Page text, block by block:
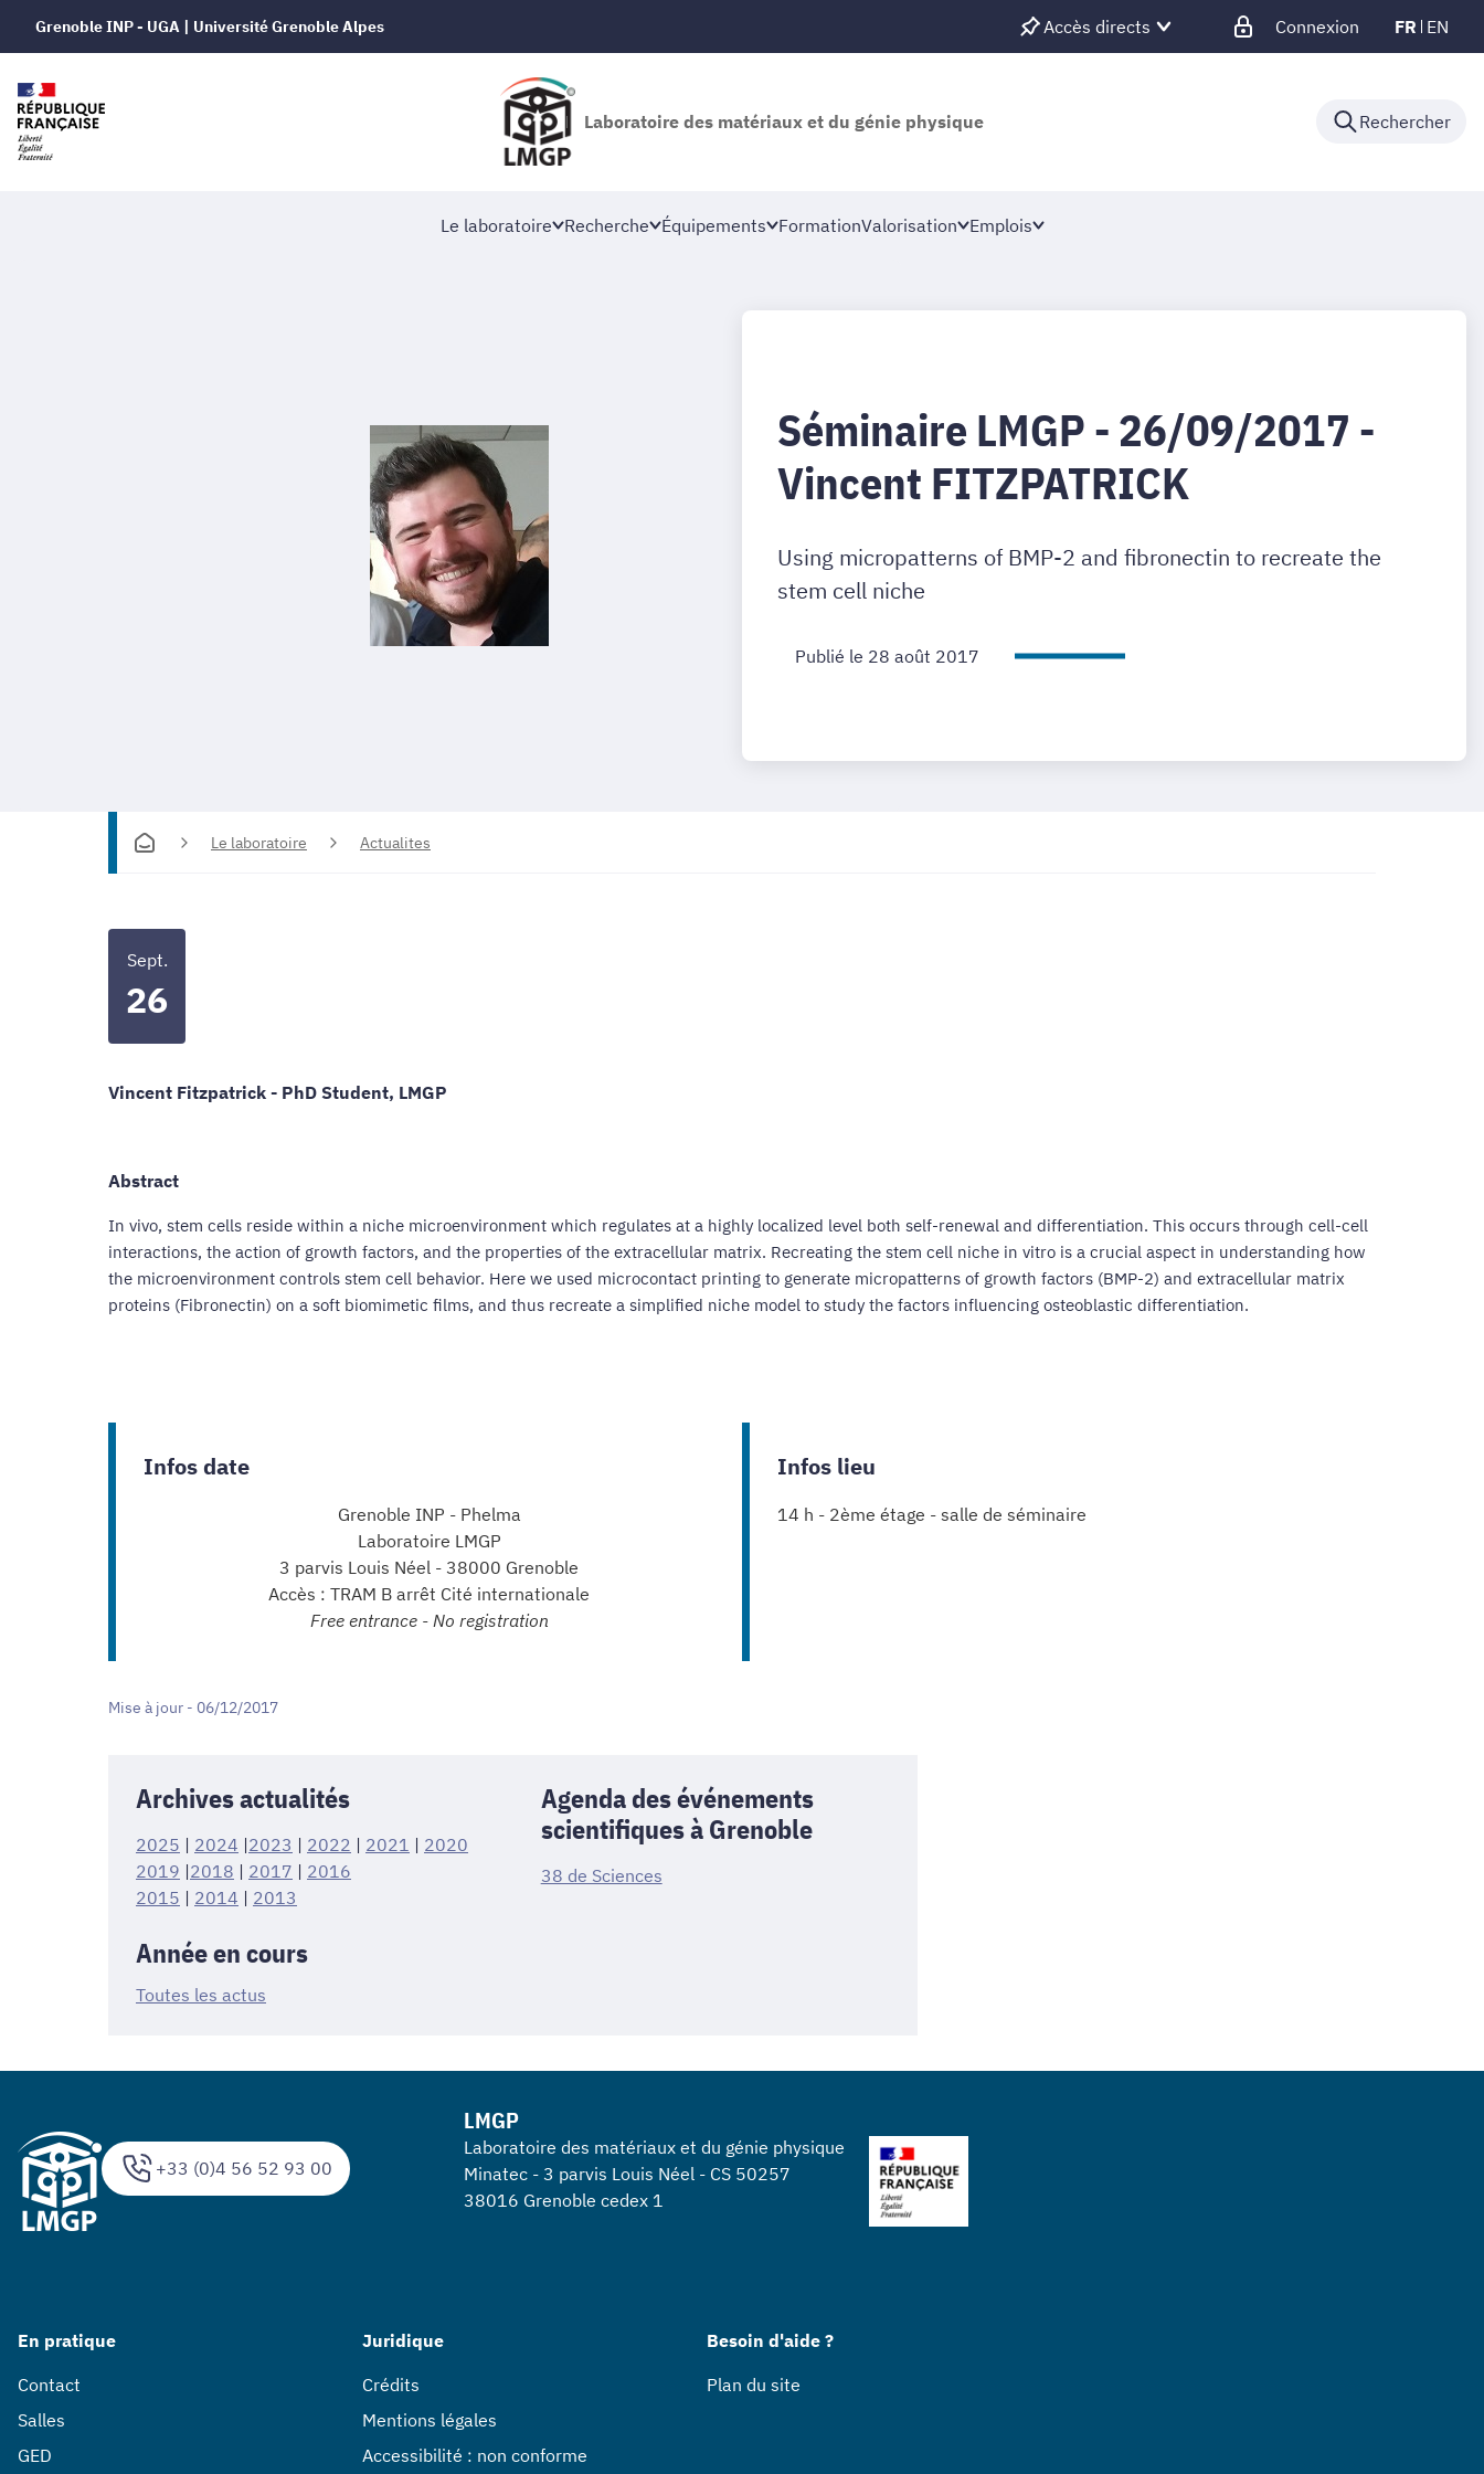
Grenoble INP - UGA | Université Grenoble Alpes Accès directs Connexion FR EN
Laboratoire des matériaux et du génie physique Rechercher
Le laboratoire Recherche Équipements FormationValorisation Emplois
Séminaire LMGP - 26/09/2017 -
Vincent FITZPATRICK
Using micropatterns of BMP-2 and fibronectin to recreate the
stem cell niche
Publié le 28 août 2017
Le laboratoire Actualites
Sept.
26
Vincent Fitzpatrick - PhD Student, LMGP
Abstract
In vivo, stem cells reside within a niche microenvironment which regulates at a highly localized level both self-renewal and differentiation. This occurs through cell-cell
interactions, the action of growth factors, and the properties of the extracellular matrix. Recreating the stem cell niche in vitro is a crucial aspect in understanding how
the microenvironment controls stem cell behavior. Here we used microcontact printing to generate micropatterns of growth factors (BMP-2) and extracellular matrix
proteins (Fibronectin) on a soft biomimetic films, and thus recreate a simplified niche model to study the factors influencing osteoblastic differentiation.
Infos date
Grenoble INP - Phelma
Laboratoire LMGP
3 parvis Louis Néel - 38000 Grenoble
Accès : TRAM B arrêt Cité internationale
Free entrance - No registration
Infos lieu
14 h - 2ème étage - salle de séminaire
Mise à jour - 06/12/2017
Archives actualités
2025 | 2024 |2023 | 2022 | 2021 | 2020
2019 |2018 | 2017 | 2016
2015 | 2014 | 2013
Année en cours
Toutes les actus
Agenda des événements
scientifiques à Grenoble
38 de Sciences
+33 (0)4 56 52 93 00
LMGP
Laboratoire des matériaux et du génie physique
Minatec - 3 parvis Louis Néel - CS 50257
38016 Grenoble cedex 1
En pratique
Contact
Salles
GED
Juridique
Crédits
Mentions légales
Accessibilité : non conforme
Besoin d'aide ?
Plan du site